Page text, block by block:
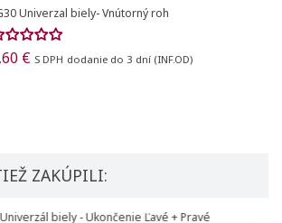
Univerzal biely- Vnútorný roh
€ S DPH dodanie do 3 dní (INF.OD)
ZAKÚPILI:
lišta EGGER CUBICAL L201